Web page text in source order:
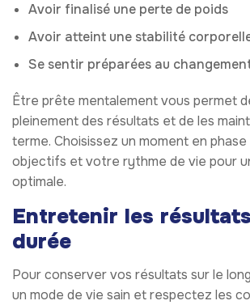
Avoir finalisé une perte de poids
Avoir atteint une stabilité
Se sentir préparées au
Être prête mentalement vous permet
pleinement des résultats et de les
terme. Choisissez un moment en
objectifs et votre rythme de vie pour
optimale.
Entretenir les
durée
Pour conserver vos résultats sur le
un mode de vie sain et respectez les